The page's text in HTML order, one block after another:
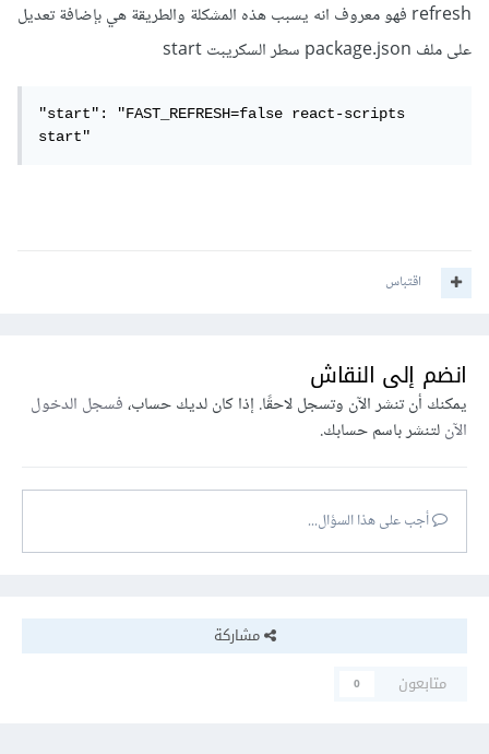
refresh فهو معروف انه يسبب هذه المشكلة والطريقة هي بإضافة تعديل
على ملف package.json سطر السكريبت start
"start": "FAST_REFRESH=false react-scripts
start"
اقتباس
انضم إلى النقاش
يمكنك أن تنشر الآن وتسجل لاحقًا. إذا كان لديك حساب،فسجل الدخول
الآنلتنشر باسم حسابك.
أجب على هذا السؤال...
مشاركة
متابعون
0